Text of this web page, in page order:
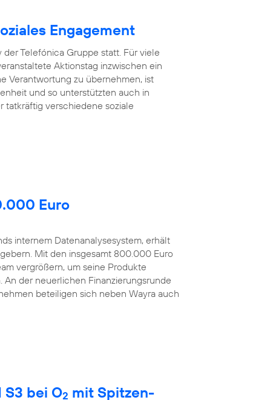
Engagement
Telefónica Gruppe statt. Für viele
Aktionstag inzwischen ein
Verantwortung zu übernehmen, ist
und so unterstützten auch in
tatkräftig verschiedene soziale
Euro
internem Datenanalysesystem, erhält
Mit den insgesamt 800.000 Euro
vergrößern, um seine Produkte
der neuerlichen Finanzierungsrunde
beteiligen sich neben Wayra auch
S3 bei O2 mit Spitzen-